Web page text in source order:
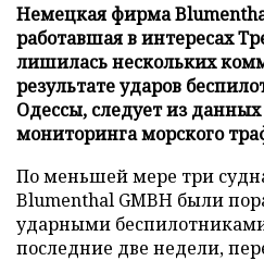
Немецкая фирма
работавшая в интересах
лишилась нескольких
результате ударов
Одессы, следует из
мониторинга морского
По меньшей мере три
Blumenthal GMBH были
ударными
последние две недели,